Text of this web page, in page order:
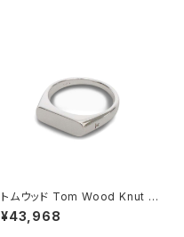
トムウッド Tom Wood Knut R
ing リング 100572-54 シルバ
ー
¥43,968